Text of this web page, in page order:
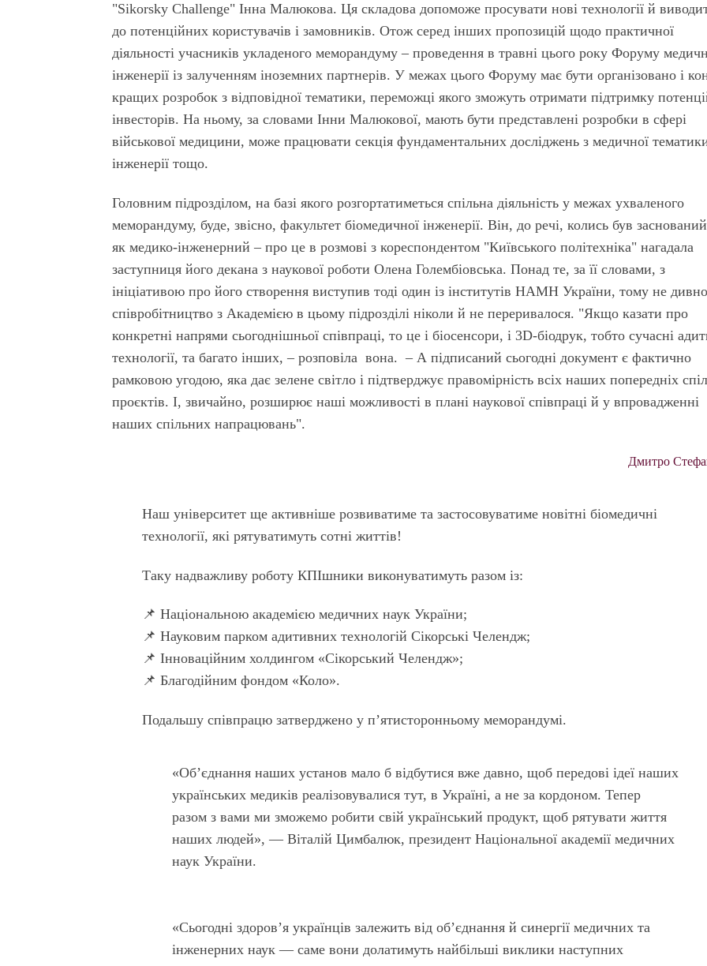
"Sikorsky Challenge" Інна Малюкова. Ця складова допоможе просувати нові технології й
до потенційних користувачів і замовників. Отож серед інших пропозицій щодо практичної
діяльності учасників укладеного меморандуму – проведення в травні цього року Форуму
інженерії із залученням іноземних партнерів. У межах цього Форуму має бути організовано і
кращих розробок з відповідної тематики, переможці якого зможуть отримати підтримку
інвесторів. На ньому, за словами Інни Малюкової, мають бути представлені розробки в сфері
військової медицини, може працювати секція фундаментальних досліджень з медичної
інженерії тощо.
Головним підрозділом, на базі якого розгортатиметься спільна діяльність у межах ухваленого
меморандуму, буде, звісно, факультет біомедичної інженерії. Він, до речі, колись був
як медико-інженерний – про це в розмові з кореспондентом "Київського політехніка" нагадала
заступниця його декана з наукової роботи Олена Голембіовська. Понад те, за її словами, з
ініціативою про його створення виступив тоді один із інститутів НАМН України, тому не
співробітництво з Академією в цьому підрозділі ніколи й не переривалося. "Якщо казати про
конкретні напрями сьогоднішньої співпраці, то це і біосенсори, і 3D-біодрук, тобто сучасні
технології, та багато інших, – розповіла вона. – А підписаний сьогодні документ є фактично
рамковою угодою, яка дає зелене світло і підтверджує правомірність всіх наших попередніх
проєктів. І, звичайно, розширює наші можливості в плані наукової співпраці й у впровадженні
наших спільних напрацювань".
Дмитро
Наш університет ще активніше розвиватиме та застосовуватиме новітні біомедичні
технології, які рятуватимуть сотні життів!
Таку надважливу роботу КПІшники виконуватимуть разом із:
📌 Національною академією медичних наук України;
📌 Науковим парком адитивних технологій Сікорські Челендж;
📌 Інноваційним холдингом «Сікорський Челендж»;
📌 Благодійним фондом «Коло».
Подальшу співпрацю затверджено у п’ятисторонньому меморандумі.
«Обʼєднання наших установ мало б відбутися вже давно, щоб передові ідеї наших
українських медиків реалізовувалися тут, в Україні, а не за кордоном. Тепер
разом з вами ми зможемо робити свій український продукт, щоб рятувати життя
наших людей», — Віталій Цимбалюк, президент Національної академії медичних
наук України.
«Сьогодні здоровʼя українців залежить від обʼєднання й синергії медичних та
інженерних наук — саме вони долатимуть найбільші виклики наступних